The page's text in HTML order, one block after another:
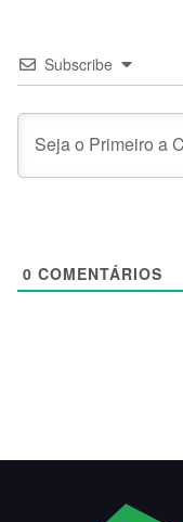
Subscribe
0 COMENTÁRIOS